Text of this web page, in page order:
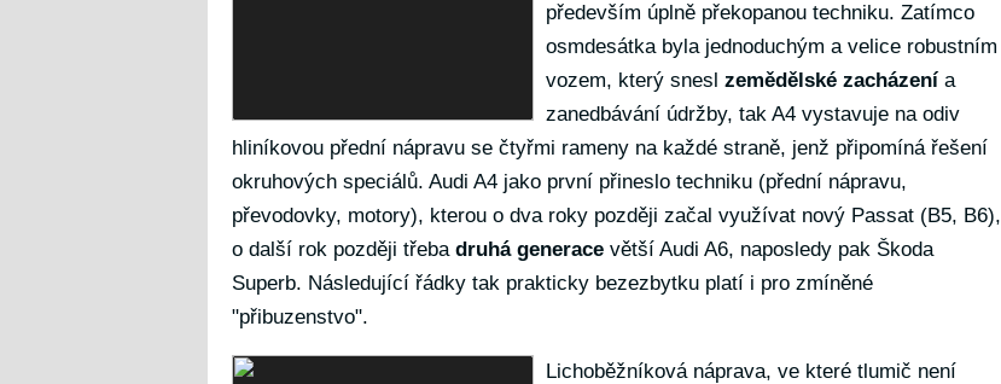
především úplně překopanou techniku. Zatímco
osmdesátka byla jednoduchým a velice robustním
vozem, který snesl zemědělské zacházení a
zanedbávání údržby, tak A4 vystavuje na odiv
hliníkovou přední nápravu se čtyřmi rameny na každé straně, jenž připomíná řešení
okruhových speciálů. Audi A4 jako první přineslo techniku (přední nápravu,
převodovky, motory), kterou o dva roky později začal využívat nový Passat (B5, B6),
o další rok později třeba druhá generace větší Audi A6, naposledy pak Škoda
Superb. Následující řádky tak prakticky bezezbytku platí i pro zmíněné
"přibuzenstvo".
Lichoběžníková náprava, ve které tlumič není